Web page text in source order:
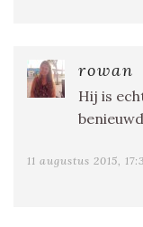
rowan
Hij is
11 augustus 2015,